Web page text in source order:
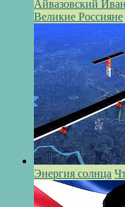
Айвазовский
Великие Россияне
Энергия солнца